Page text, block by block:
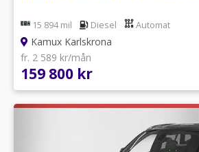
15 894 mil Diesel Automat
Kamux Karlskrona
fr. 2 589 kr/mån
159 800 kr